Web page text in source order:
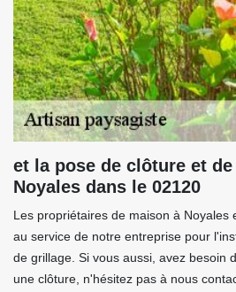
et la pose de clôture et
Noyales dans le 02120
Les propriétaires de maison à Noyales
au service de notre entreprise pour
de grillage. Si vous aussi, avez besoin
une clôture, n'hésitez pas à nous